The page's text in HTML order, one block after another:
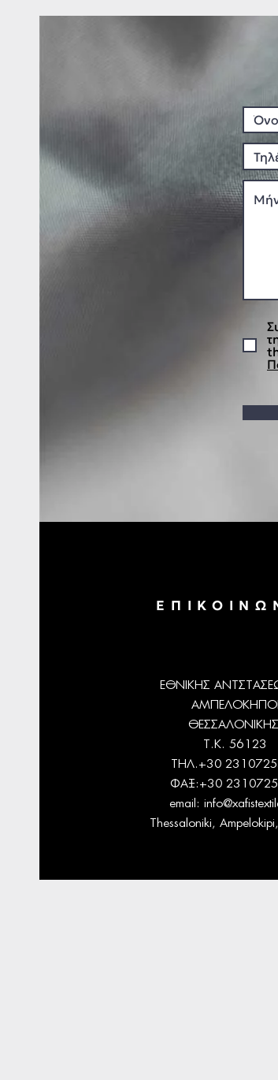
ΕΘΝΙΚΗΣ
ΑΜΠΕΛΟΚΗΠΟΙ
ΘΕΣΣΑΛΟΝΙΚΗΣ
Τ.Κ. 56123
ΤΗΛ.+30
ΦΑΞ:+30
email:
Thessaloniki,